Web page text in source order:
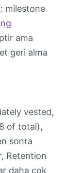
milestone
ama
geri alma
vested,
of total),
sonra
Retention
daha çok